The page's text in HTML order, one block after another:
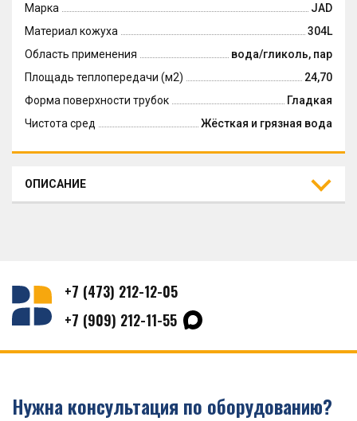
Марка
JAD
Материал кожуха
304L
Область применения
вода/гликоль, пар
Площадь теплопередачи (м2)
24,70
Форма поверхности трубок
Гладкая
Чистота сред
Жёсткая и грязная вода
ОПИСАНИЕ
+7 (473) 212-12-05
+7 (909) 212-11-55
Нужна консультация по оборудованию?